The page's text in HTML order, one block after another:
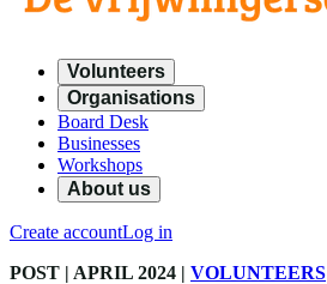
Volunteers
Organisations
Board Desk
Businesses
Workshops
About us
Create accountLog in
POST | APRIL 2024 | VOLUNTEERS